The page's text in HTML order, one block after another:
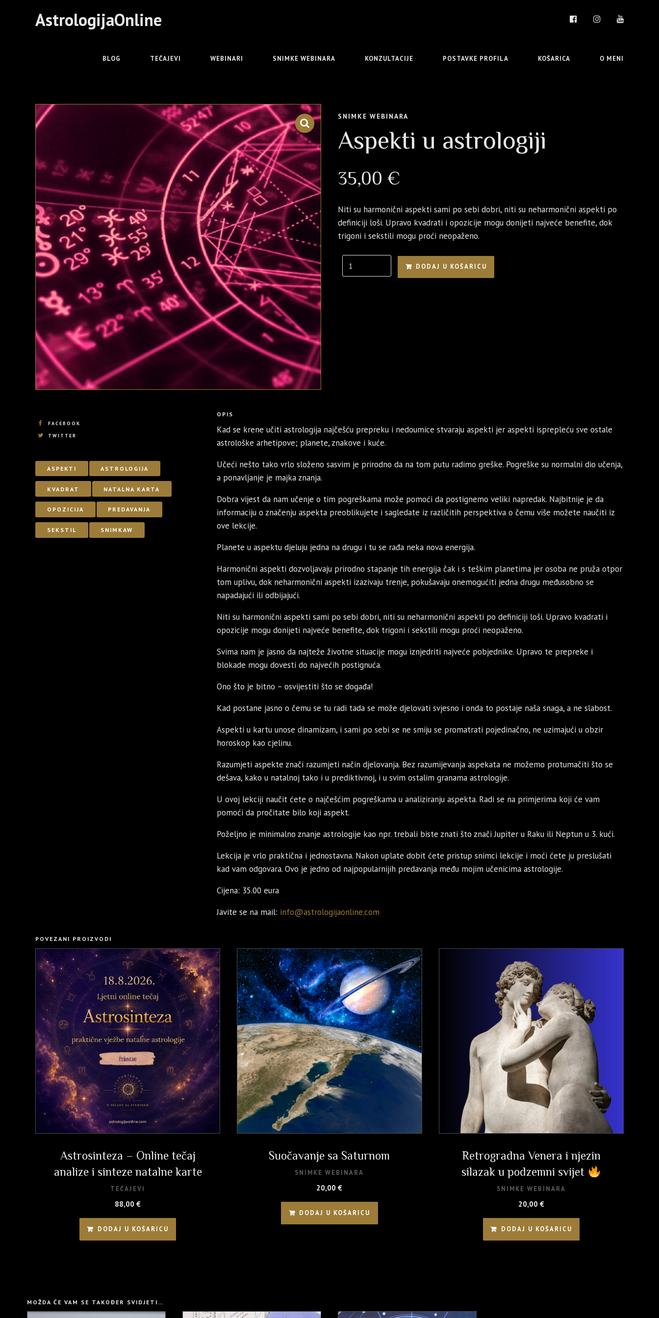
AstrologijaOnline
BLOG TEČAJEVI WEBINARI SNIMKE WEBINARA KONZULTACIJE POSTAVKE PROFILA KOŠARICA O MENI
SNIMKE WEBINARA
Aspekti u astrologiji
35,00 €
Niti su harmonični aspekti sami po sebi dobri, niti su neharmonični aspekti po
definiciji loši. Upravo kvadrati i opozicije mogu donijeti najveće benefite, dok
trigoni i sekstili mogu proći neopaženo.
Quantity
DODAJ U KOŠARICU
OPIS
Kad se krene učiti astrologija najčešću prepreku i nedoumice stvaraju aspekti jer aspekti isprepleću sve ostale
astrološke arhetipove; planete, znakove i kuće.
Učeći nešto tako vrlo složeno sasvim je prirodno da na tom putu radimo greške. Pogreške su normalni dio učenja,
a ponavljanje je majka znanja.
Dobra vijest da nam učenje o tim pogreškama može pomoći da postignemo veliki napredak. Najbitnije je da
informaciju o značenju aspekta preoblikujete i sagledate iz različitih perspektiva o čemu više možete naučiti iz
ove lekcije.
Planete u aspektu djeluju jedna na drugu i tu se rađa neka nova energija.
Harmonični aspekti dozvoljavaju prirodno stapanje tih energija čak i s teškim planetima jer osoba ne pruža otpor
tom uplivu, dok neharmonični aspekti izazivaju trenje, pokušavaju onemogućiti jedna drugu međusobno se
napadajući ili odbijajući.
Niti su harmonični aspekti sami po sebi dobri, niti su neharmonični aspekti po definiciji loši. Upravo kvadrati i
opozicije mogu donijeti najveće benefite, dok trigoni i sekstili mogu proći neopaženo.
Svima nam je jasno da najteže životne situacije mogu iznjedriti najveće pobjednike. Upravo te prepreke i
blokade mogu dovesti do najvećih postignuća.
Ono što je bitno – osvijestiti što se događa!
Kad postane jasno o čemu se tu radi tada se može djelovati svjesno i onda to postaje naša snaga, a ne slabost.
Aspekti u kartu unose dinamizam, i sami po sebi se ne smiju se promatrati pojedinačno, ne uzimajući u obzir
horoskop kao cjelinu.
Razumjeti aspekte znači razumjeti način djelovanja. Bez razumijevanja aspekata ne možemo protumačiti što se
dešava, kako u natalnoj tako i u prediktivnoj, i u svim ostalim granama astrologije.
U ovoj lekciji naučit ćete o najčešćim pogreškama u analiziranju aspekta. Radi se na primjerima koji će vam
pomoći da pročitate bilo koji aspekt.
Poželjno je minimalno znanje astrologije kao npr. trebali biste znati što znači Jupiter u Raku ili Neptun u 3. kući.
Lekcija je vrlo praktična i jednostavna. Nakon uplate dobit ćete pristup snimci lekcije i moći ćete ju preslušati
kad vam odgovara. Ovo je jedno od najpopularnijih predavanja među mojim učenicima astrologije.
Cijena: 35.00 eura
Javite se na mail: info@astrologijaonline.com
ASPEKTI ASTROLOGIJA
KVADRAT NATALNA KARTA
OPOZICIJA PREDAVANJA
SEKSTIL SNIMKAW
FACEBOOK
TWITTER
MOŽDA ĆE VAM SE TAKOĐER SVIDJETI…
POVEZANI PROIZVODI
Astrosinteza – Online tečaj
analize i sinteze natalne karte
TEČAJEVI
88,00€
DODAJ U KOŠARICU
Suočavanje sa Saturnom
SNIMKE WEBINARA
20,00€
DODAJ U KOŠARICU
Retrogradna Venera i njezin
silazak u podzemni svijet
SNIMKE WEBINARA
20,00 €
DODAJ U KOŠARICU